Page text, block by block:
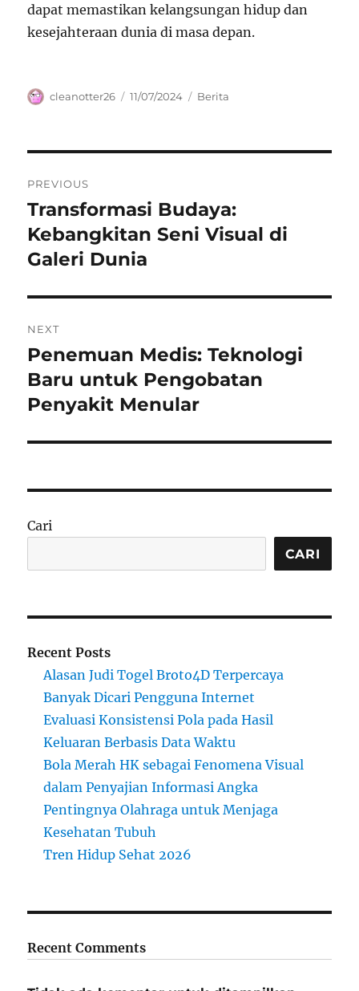
dapat memastikan kelangsungan hidup dan
kesejahteraan dunia di masa depan.
Author
cleanotter26
Posted
11/07/2024 Categories
Berita
pos
PREVIOUS
Previous
post:
Transformasi Budaya:
Kebangkitan Seni Visual di
Galeri Dunia
NEXT
Next
post:
Penemuan Medis: Teknologi
Baru untuk Pengobatan
Penyakit Menular
Cari
CARI
Recent Posts
Alasan Judi Togel Broto4D Terpercaya
Banyak Dicari Pengguna Internet
Evaluasi Konsistensi Pola pada Hasil
Keluaran Berbasis Data Waktu
Bola Merah HK sebagai Fenomena Visual
dalam Penyajian Informasi Angka
Pentingnya Olahraga untuk Menjaga
Kesehatan Tubuh
Tren Hidup Sehat 2026
Recent Comments